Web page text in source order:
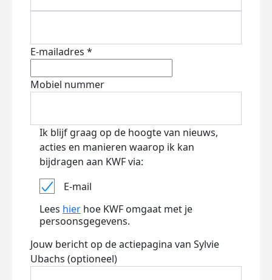
E-mailadres *
Mobiel nummer
Ik blijf graag op de hoogte van nieuws,
acties en manieren waarop ik kan
bijdragen aan KWF via:
E-mail
Lees hier hoe KWF omgaat met je
persoonsgegevens.
Jouw bericht op de actiepagina van Sylvie
Ubachs (optioneel)